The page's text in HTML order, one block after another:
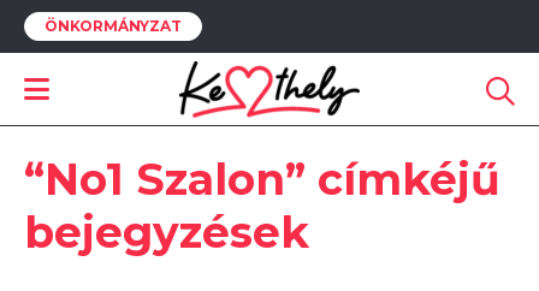
ÖNKORMÁNYZAT
“No1 Szalon” címkéjű
bejegyzések